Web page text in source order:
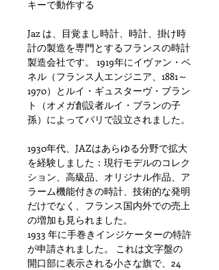
キーで動作する
Jaz は、目覚まし時計、時計、掛け時
計の製造を専門とするフランスの時計
製造会社です。 1919年にイヴァン・ベ
ネル（フランス人エンジニア、1881～
1970）とルイ・ギュスターヴ・ブラン
ト（オメガ創設者ルイ・ブランの子
孫）によってパリで設立されました。
1930年代、JAZはあらゆる分野で拡大
を経験しました：現行モデルのコレク
ション、高級品、オリジナル作品、ア
ラーム機能付きの時計、技術的な発明
だけでなく、フランス国内外での売上
の増加も見られました。
1933 年に手巻きインジケーターの特許
が申請されました。 これは文字盤の
開口部に表示される小さな旗で、24